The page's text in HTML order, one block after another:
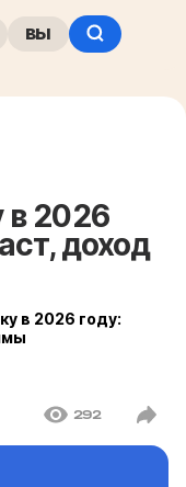
вы
в 2026
доход
в 2026 году:
292